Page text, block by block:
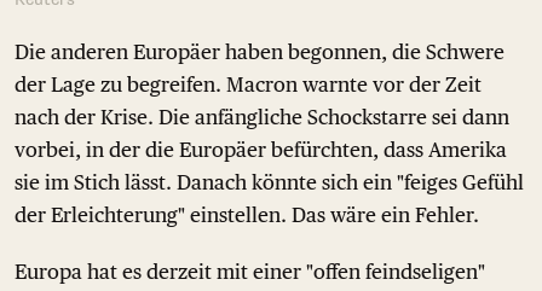
Die anderen Europäer haben begonnen, die Schwere
der Lage zu begreifen. Macron warnte vor der Zeit
nach der Krise. Die anfängliche Schockstarre sei dann
vorbei, in der die Europäer befürchten, dass Amerika
sie im Stich lässt. Danach könnte sich ein "feiges Gefühl
der Erleichterung" einstellen. Das wäre ein Fehler.
Europa hat es derzeit mit einer "offen feindseligen"